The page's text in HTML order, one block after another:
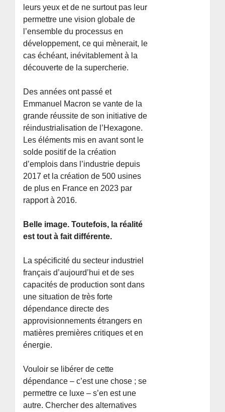
leurs yeux et de ne surtout pas leur
permettre une vision globale de
l’ensemble du processus en
développement, ce qui mènerait, le
cas échéant, inévitablement à la
découverte de la supercherie.
Des années ont passé et
Emmanuel Macron se vante de la
grande réussite de son initiative de
réindustrialisation de l’Hexagone.
Les éléments mis en avant sont le
solde positif de la création
d’emplois dans l’industrie depuis
2017 et la création de 500 usines
de plus en France en 2023 par
rapport à 2016.
Belle image. Toutefois, la réalité
est tout à fait différente.
La spécificité du secteur industriel
français d’aujourd’hui et de ses
capacités de production sont dans
une situation de très forte
dépendance directe des
approvisionnements étrangers en
matières premières critiques et en
énergie.
Vouloir se libérer de cette
dépendance – c’est une chose ; se
permettre ce luxe – s’en est une
autre. Chercher des alternatives